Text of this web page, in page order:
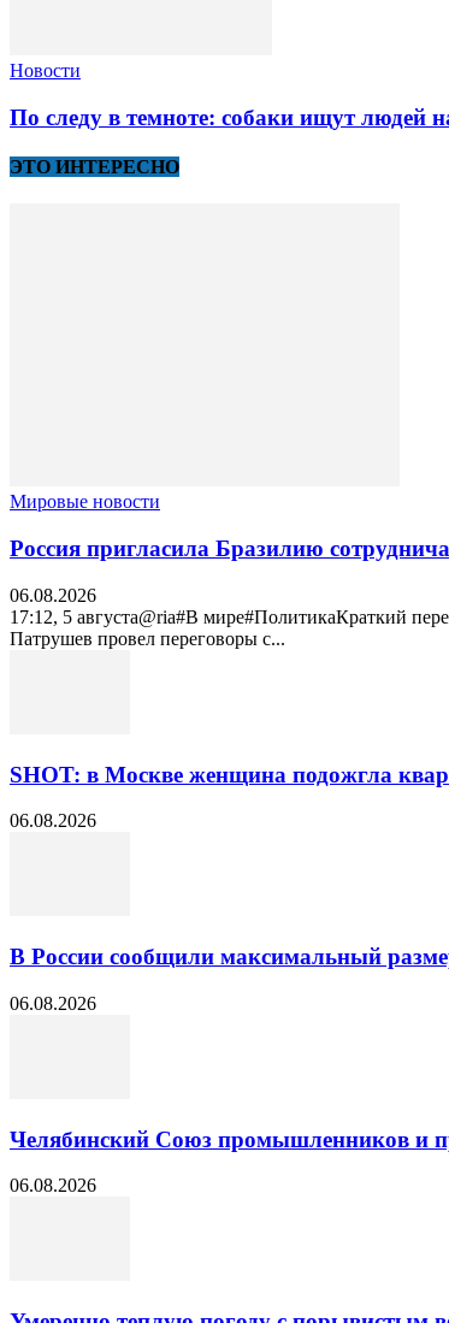
Новости
По следу в темноте: собаки ищут людей
ЭТО ИНТЕРЕСНО
Мировые новости
Россия пригласила Бразилию
06.08.2026
17:12, 5 августа@ria#В мире#ПолитикаКраткий
Патрушев провел переговоры с...
SHOT: в Москве женщина подожгла
06.08.2026
В России сообщили максимальный
06.08.2026
Челябинский Союз промышленников и
06.08.2026